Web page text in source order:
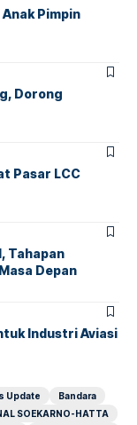
Pimpin
Dorong
Pasar LCC
Tahapan
Depan
Industri Aviasi
Update
Bandara
SOEKARNO-HATTA